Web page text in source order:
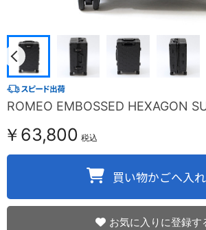
ROMEO EMBOSSED HEXAGON
￥63,800 税込
お気に入りに登録す